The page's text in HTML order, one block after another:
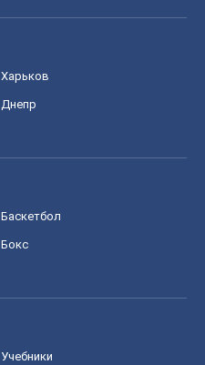
Харьков
Днепр
Баскетбол
Бокс
Учебники